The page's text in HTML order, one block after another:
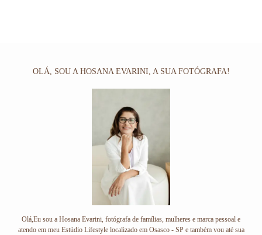
OLÁ, SOU A HOSANA EVARINI, A SUA FOTÓGRAFA!
Olá,Eu sou a Hosana Evarini, fotógrafa de famílias, mulheres e marca pessoal e
atendo em meu Estúdio Lifestyle localizado em Osasco - SP e também vou até sua